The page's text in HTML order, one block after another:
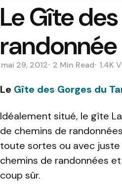
Le Gîte
randonnée
mai 29, 2012 2 Min Read 1.4K
Le Gîte des Gorges du
Idéalement situé, le gîte
de chemins de
toute sortes ou avec
chemins de randonnées
coup sûr.